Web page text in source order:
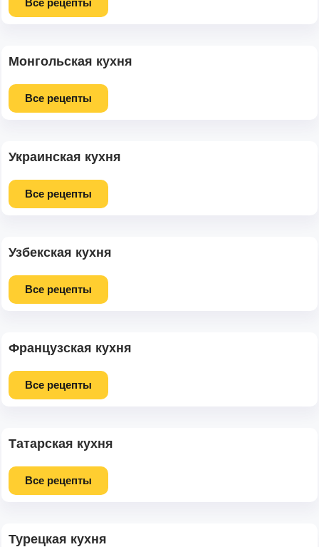
Все рецепты
Монгольская кухня
Все рецепты
Украинская кухня
Все рецепты
Узбекская кухня
Все рецепты
Французская кухня
Все рецепты
Татарская кухня
Все рецепты
Турецкая кухня